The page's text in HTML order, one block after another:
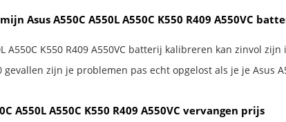
Asus A550C A550L A550C K550 R409 A550VC
A550C K550 R409 A550VC batterij kalibreren kan zinvol
zijn je problemen pas echt opgelost als je je Asus
A550L A550C K550 R409 A550VC vervangen prijs